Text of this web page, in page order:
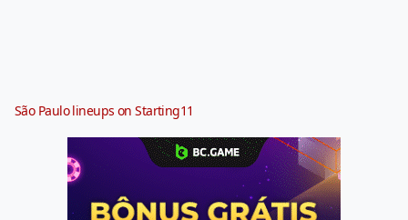
São Paulo lineups on Starting11